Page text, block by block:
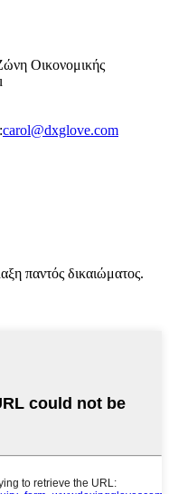
Οικονομικής
carol@dxglove.com
παντός δικαιώματος.